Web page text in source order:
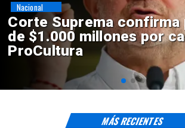
Codelco suspende
construcción de Andes
en El Teniente por
sísmicos
Nacional
MÁS RECIENTES